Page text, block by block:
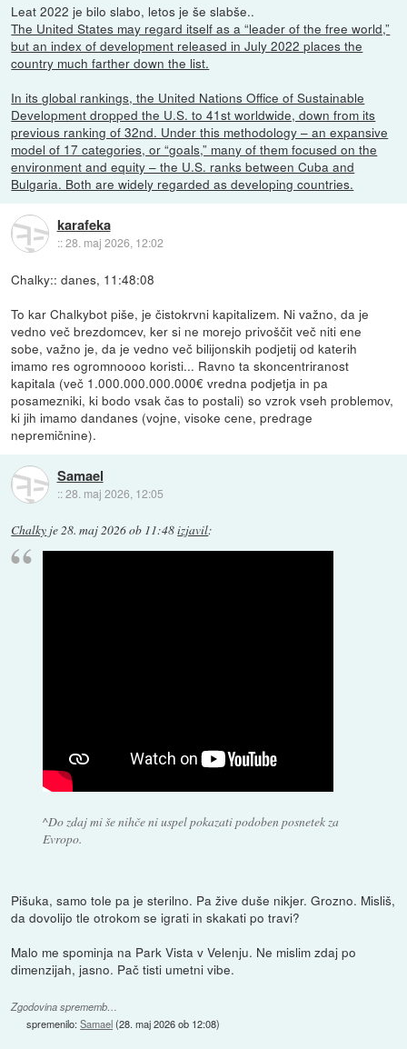
Leat 2022 je bilo slabo, letos je še slabše..
The United States may regard itself as a “leader of the free world,”
but an index of development released in July 2022 places the
country much farther down the list.
In its global rankings, the United Nations Office of Sustainable
Development dropped the U.S. to 41st worldwide, down from its
previous ranking of 32nd. Under this methodology – an expansive
model of 17 categories, or “goals,” many of them focused on the
environment and equity – the U.S. ranks between Cuba and
Bulgaria. Both are widely regarded as developing countries.
karafeka
::28. maj 2026, 12:02
Chalky:: danes, 11:48:08
To kar Chalkybot piše, je čistokrvni kapitalizem. Ni važno, da je
vedno več brezdomcev, ker si ne morejo privoščit več niti ene
sobe, važno je, da je vedno več bilijonskih podjetij od katerih
imamo res ogromnoooo koristi... Ravno ta skoncentriranost
kapitala (več 1.000.000.000.000€ vredna podjetja in pa
posamezniki, ki bodo vsak čas to postali) so vzrok vseh problemov,
ki jih imamo dandanes (vojne, visoke cene, predrage
nepremičnine).
Samael
::28. maj 2026, 12:05
Chalky je28. maj 2026 ob 11:48izjavil:
^Do zdaj mi še nihče ni uspel pokazati podoben posnetek za
Evropo.
Pišuka, samo tole pa je sterilno. Pa žive duše nikjer. Grozno. Misliš,
da dovolijo tle otrokom se igrati in skakati po travi?
Malo me spominja na Park Vista v Velenju. Ne mislim zdaj po
dimenzijah, jasno. Pač tisti umetni vibe.
Zgodovina sprememb…
spremenilo:Samael(28. maj 2026 ob 12:08)